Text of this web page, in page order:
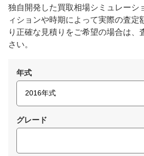
独自開発した買取相場シミュレーシ
ィションや時期によって実際の査定
り正確な見積りをご希望の場合は、
さい。
年式
グレード